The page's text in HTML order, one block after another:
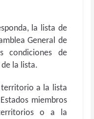
la lista de
General de
condiciones de
la lista.
territorio a la lista
miembros
o a la